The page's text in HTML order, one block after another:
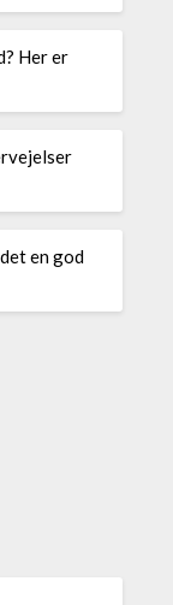
Her er
en god